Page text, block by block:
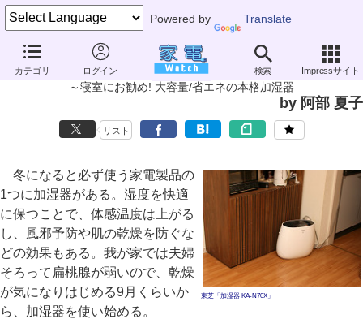
Powered by Translate
カテゴリ ログイン 検索 Impressサイト
家電製品ミニレビュー
東芝「加湿器 KA-N70X」
～寝室にお勧め! 大容量/省エネの本格加湿器
by 阿部 夏子
リスト
東芝「加湿器 KA-N70X」
冬になると必ず使う家電製品の
1つに加湿器がある。湿度を快適
に保つことで、体感温度は上がる
し、風邪予防や肌の乾燥を防ぐな
どの効果もある。我が家では夫婦
そろって扁桃腺が弱いので、乾燥
が気になりはじめる9月くらいか
ら、加湿器を使い始める。